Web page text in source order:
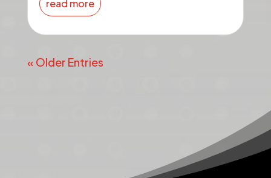
read more
« Older Entries